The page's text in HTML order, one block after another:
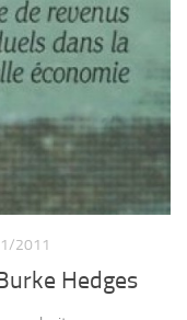
2011
Hedges